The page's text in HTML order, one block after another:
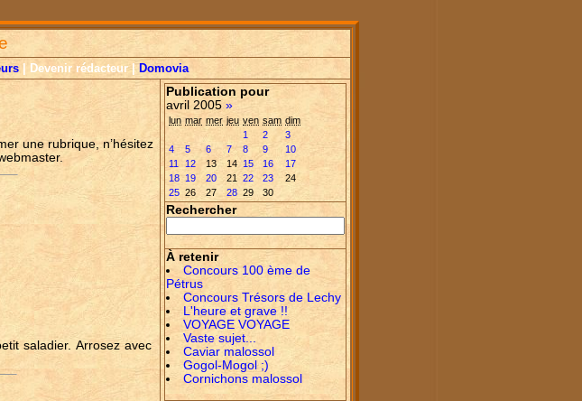
| Devenir rédacteur |Domovia
une rubrique, n’hésitez
saladier. Arrosez avec
Publication pour
avril 2005 »
lun mar mer jeu ven sam dim
1
2
3
4
5 6 7 8 9
10
11
12 13 14 15 16
17
18 19 20 21 22 23
24
25 26 27 28 29 30
Rechercher
À retenir
Concours 100 ème de
Pétrus
Concours Trésors de Lechy
L'heure et grave !!
VOYAGE VOYAGE
Vaste sujet...
Caviar malossol
Gogol-Mogol ;)
Cornichons malossol